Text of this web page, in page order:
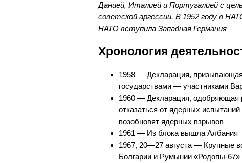
Данией, Италией и Португалией с
советской аргессии. В 1952 году в
НАТО вступила Западная Германия
Хронология
1958 — Декларация,
государствами — участниками
1960 — Декларация, одобряющая
отказаться от ядерных
возобновят ядерных взрывов
1961 — Из блока вышла Албания
1967, 20—27 августа — Крупные
Болгарии и Румынии «Родопы-67»